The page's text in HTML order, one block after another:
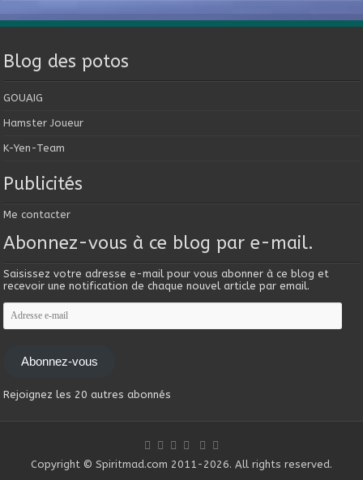
Blog des potos
GOUAIG
Hamster Joueur
K-Yen-Team
Publicités
Me contacter
Abonnez-vous à ce blog par e-mail.
Saisissez votre adresse e-mail pour vous abonner à ce blog et
recevoir une notification de chaque nouvel article par email.
Adresse
e-
mail
Abonnez-vous
Rejoignez les 20 autres abonnés
Copyright © Spiritmad.com 2011-2026. All rights reserved.